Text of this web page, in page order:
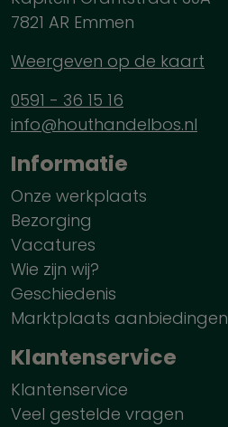
7821 AR Emmen
Weergeven op de kaart
0591 - 36 15 16
info@houthandelbos.nl
Informatie
Onze werkplaats
Bezorging
Vacatures
Wie zijn wij?
Geschiedenis
Marktplaats aanbiedingen
Klantenservice
Klantenservice
Veel gestelde vragen